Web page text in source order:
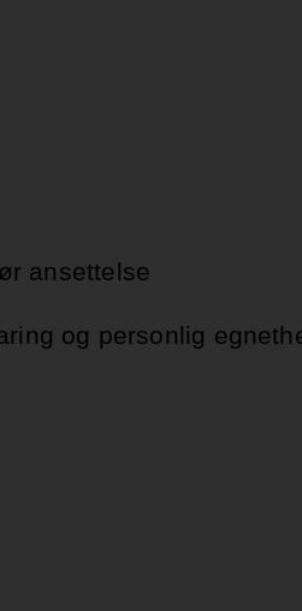
ansettelse
og personlig